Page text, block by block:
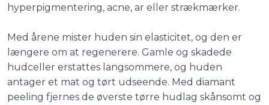
hyperpigmentering, acne, ar eller strækmærker.
Med årene mister huden sin elasticitet, og den er
længere om at regenerere. Gamle og skadede
hudceller erstattes langsommere, og huden
antager et mat og tørt udseende. Med diamant
peeling fjernes de øverste tørre hudlag skånsomt og